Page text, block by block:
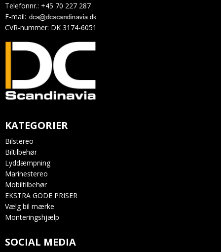
Telefonnr.: +45 70 227 287
E-mail:
CVR-nummer: DK 3174-6051
KATEGORIER
Bilstereo
Biltilbehør
Lyddæmpning
Marinestereo
Mobiltilbehør
EKSTRA GODE PRISER
Vælg bil mærke
Monteringshjælp
SOCIAL MEDIA